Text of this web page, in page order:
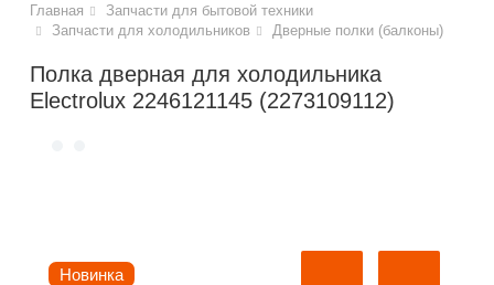
Главная
Запчасти для бытовой техники
Запчасти для холодильников
Дверные полки (балконы)
Полка дверная для холодильника
Electrolux 2246121145 (2273109112)
Новинка